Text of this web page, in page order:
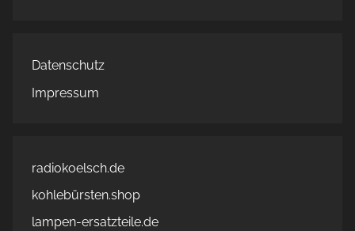
Datenschutz
Impressum
radiokoelsch.de
kohlebürsten.shop
lampen-ersatzteile.de